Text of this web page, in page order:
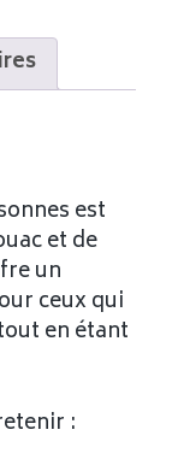
est
et de
un
ceux qui
en étant
: